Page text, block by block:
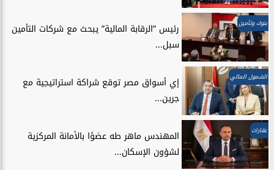
بنوك وتأمين
رئيس ”الرقابة المالية” يبحث مع شركات التأمين
سبل...
الشمول المالي
إي أسواق مصر توقع شراكة استراتيجية مع
جرين...
عقارات
المهندس ماهر طه عضوًا بالأمانة المركزية
لشؤون الإسكان...